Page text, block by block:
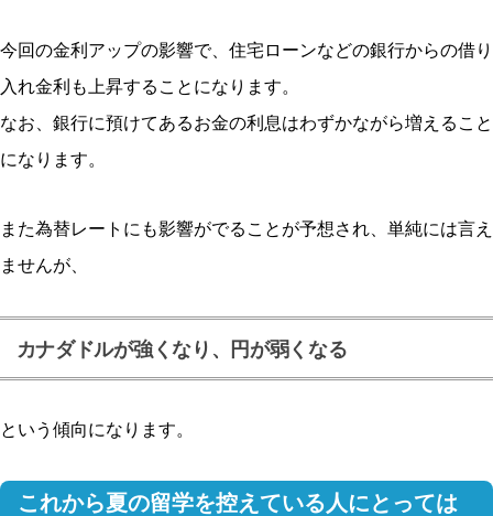
今回の金利アップの影響で、住宅ローンなどの銀行からの借り
入れ金利も上昇することになります。
なお、銀行に預けてあるお金の利息はわずかながら増えること
になります。
また為替レートにも影響がでることが予想され、単純には言え
ませんが、
カナダドルが強くなり、円が弱くなる
という傾向になります。
これから夏の留学を控えている人にとっては